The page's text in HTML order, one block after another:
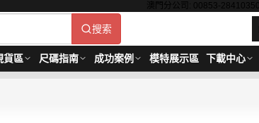
澳門分公司: 00853-28410350
搜索
貨區 尺碼指南 成功案例 模特展示區 下載中心